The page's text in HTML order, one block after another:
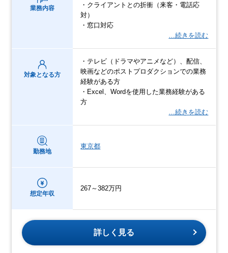
業務内容
・クライアントとの折衝（来客・電話応
対）
・窓口対応
…続きを読む
対象となる方
・テレビ（ドラマやアニメなど）、配信、
映画などのポストプロダクションでの業務
経験がある方
・Excel、Wordを使用した業務経験がある
方
…続きを読む
勤務地
東京都
想定年収
267～382万円
詳しく見る